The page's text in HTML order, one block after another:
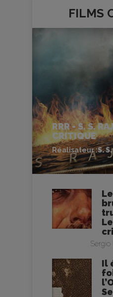
FILMS
RRR - S. S.
CRITIQUE
Réalisateur :S.
Sergio
Il